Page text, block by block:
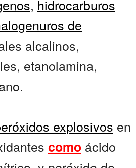
, hidrocarburos
de
alcalinos,
etanolamina,
explosivos en
como ácido